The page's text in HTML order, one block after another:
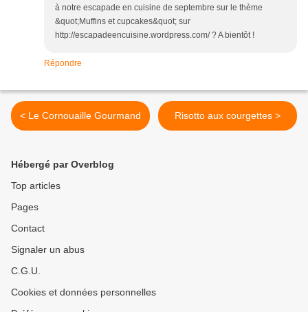
à notre escapade en cuisine de septembre sur le thème
&quot;Muffins et cupcakes&quot; sur
http://escapadeencuisine.wordpress.com/ ? A bientôt !
Répondre
< Le Cornouaille Gourmand Risotto aux courgettes >
Hébergé par Overblog
Top articles
Pages
Contact
Signaler un abus
C.G.U.
Cookies et données personnelles